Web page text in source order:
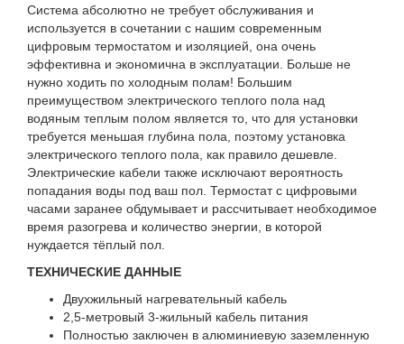
Система абсолютно не требует обслуживания и
используется в сочетании с нашим современным
цифровым термостатом и изоляцией, она очень
эффективна и экономична в эксплуатации. Больше не
нужно ходить по холодным полам! Большим
преимуществом электрического теплого пола над
водяным теплым полом является то, что для установки
требуется меньшая глубина пола, поэтому установка
электрического теплого пола, как правило дешевле.
Электрические кабели также исключают вероятность
попадания воды под ваш пол. Термостат с цифровыми
часами заранее обдумывает и рассчитывает необходимое
время разогрева и количество энергии, в которой
нуждается тёплый пол.
ТЕХНИЧЕСКИЕ ДАННЫЕ
Двухжильный нагревательный кабель
2,5-метровый 3-жильный кабель питания
Полностью заключен в алюминиевую заземленную